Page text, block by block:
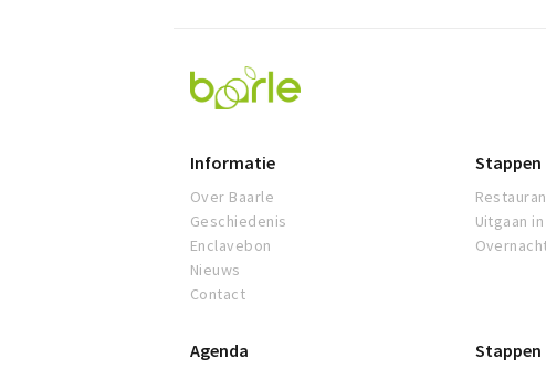
Visit
Baarle
Informatie
Over Baarle
Geschiedenis
Enclavebon
Nieuws
Contact
Stappen
Uitgaan
Agenda Stappen